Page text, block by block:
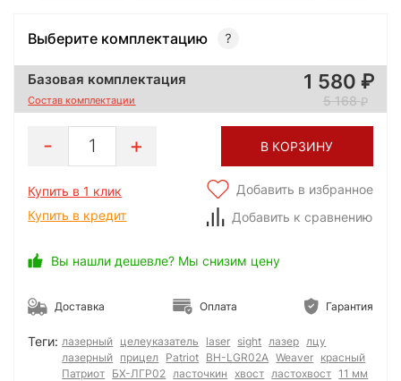
Выберите комплектацию
Базовая комплектация
Состав комплектации
1 580
5 168
1 В КОРЗИНУ
Купить в 1 клик
Купить в кредит
Добавить в избранное
Добавить к сравнению
Вы нашли дешевле? Мы снизим цену
Доставка Оплата Гарантия
Теги: лазерный целеуказатель laser sight лазер лцу
лазерный прицел Patriot BH-LGR02A Weaver красный
Патриот БХ-ЛГР02 ласточкин хвост ластохвост 11 мм